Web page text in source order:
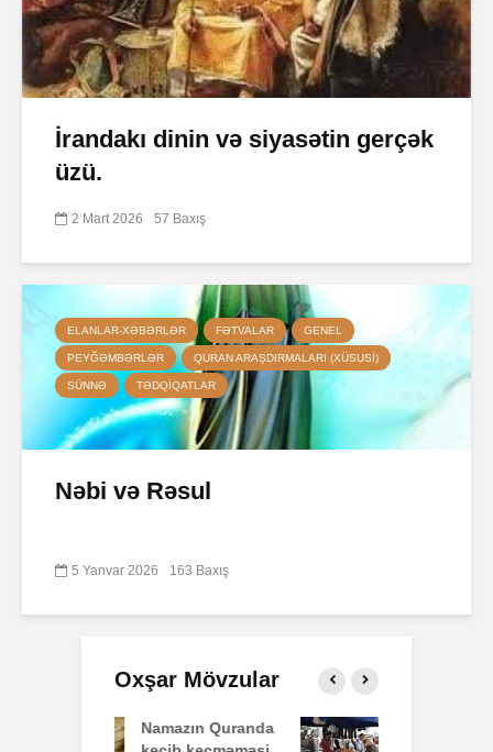
İrandakı dinin və siyasətin gerçək
üzü.
2 Mart 2026 57 Baxış
ELANLAR-XƏBƏRLƏR FƏTVALAR GENEL
PEYĞƏMBƏRLƏR QURAN ARAŞDIRMALARI (XÜSUSI)
SÜNNƏ TƏDQIQATLAR
Nəbi və Rəsul
5 Yanvar 2026 163 Baxış
Oxşar Mövzular
Bir malı hər